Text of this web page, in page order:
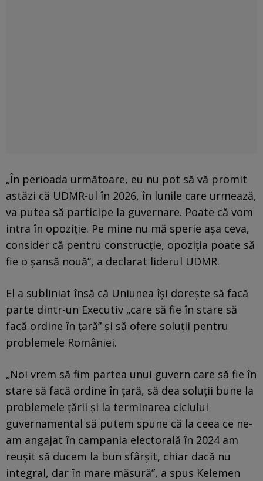
„În perioada următoare, eu nu pot să vă promit
astăzi că UDMR-ul în 2026, în lunile care urmează,
va putea să participe la guvernare. Poate că vom
intra în opoziție. Pe mine nu mă sperie așa ceva,
consider că pentru construcție, opoziția poate să
fie o șansă nouă”, a declarat liderul UDMR.
El a subliniat însă că Uniunea își dorește să facă
parte dintr-un Executiv „care să fie în stare să
facă ordine în țară” și să ofere soluții pentru
problemele României.
„Noi vrem să fim partea unui guvern care să fie în
stare să facă ordine în țară, să dea soluții bune la
problemele țării și la terminarea ciclului
guvernamental să putem spune că la ceea ce ne-
am angajat în campania electorală în 2024 am
reușit să ducem la bun sfârșit, chiar dacă nu
integral, dar în mare măsură”, a spus Kelemen